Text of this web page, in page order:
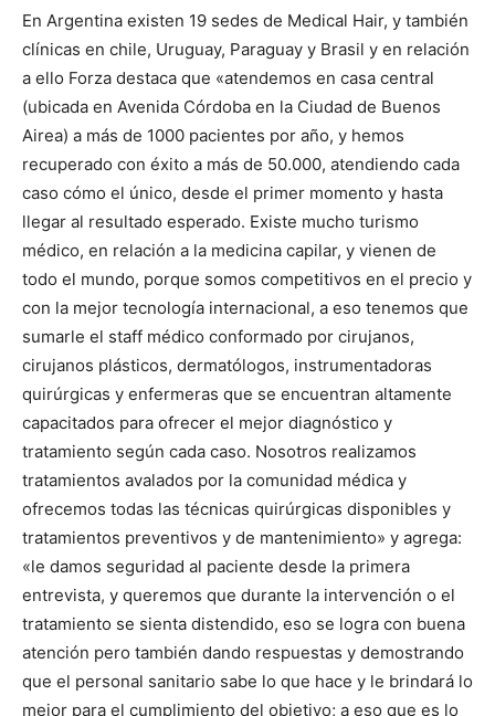
En Argentina existen 19 sedes de Medical Hair, y también
clínicas en chile, Uruguay, Paraguay y Brasil y en relación
a ello Forza destaca que «atendemos en casa central
(ubicada en Avenida Córdoba en la Ciudad de Buenos
Airea) a más de 1000 pacientes por año, y hemos
recuperado con éxito a más de 50.000, atendiendo cada
caso cómo el único, desde el primer momento y hasta
llegar al resultado esperado. Existe mucho turismo
médico, en relación a la medicina capilar, y vienen de
todo el mundo, porque somos competitivos en el precio y
con la mejor tecnología internacional, a eso tenemos que
sumarle el staff médico conformado por cirujanos,
cirujanos plásticos, dermatólogos, instrumentadoras
quirúrgicas y enfermeras que se encuentran altamente
capacitados para ofrecer el mejor diagnóstico y
tratamiento según cada caso. Nosotros realizamos
tratamientos avalados por la comunidad médica y
ofrecemos todas las técnicas quirúrgicas disponibles y
tratamientos preventivos y de mantenimiento» y agrega:
«le damos seguridad al paciente desde la primera
entrevista, y queremos que durante la intervención o el
tratamiento se sienta distendido, eso se logra con buena
atención pero también dando respuestas y demostrando
que el personal sanitario sabe lo que hace y le brindará lo
mejor para el cumplimiento del objetivo; a eso que es lo